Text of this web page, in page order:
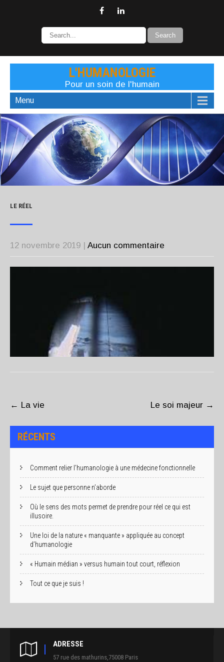
L'HUMANOLOGIE
Pour un soin de l'humain
Menu
LE RÉEL
12 novembre 2019 Aucun commentaire
NAVIGATION
← La vie Le soi majeur →
RÉCENTS
Comment relier l’humanologie à une médecine fonctionnelle
Le sujet que personne n’aborde
Où le sens des mots permet de prendre pour réel ce qui est
illusoire.
Une loi de la nature « manquante » appliquée au concept
d’humanologie
« Humain médian » versus humain tout court, réflexion
Tout ce que je suis !
ADRESSE
57 rue des mathurins,75008 Paris